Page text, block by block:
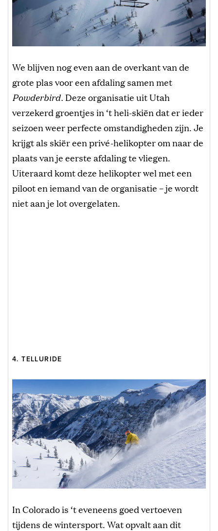
We blijven nog even aan de overkant van de
grote plas voor een afdaling samen met
Powderbird. Deze organisatie uit Utah
verzekerd groentjes in ‘t heli-skiën dat er ieder
seizoen weer perfecte omstandigheden zijn. Je
krijgt als skiër een privé-helikopter om naar de
plaats van je eerste afdaling te vliegen.
Uiteraard komt deze helikopter wel met een
piloot en iemand van de organisatie – je wordt
niet aan je lot overgelaten.
4. TELLURIDE
In Colorado is ‘t eveneens goed vertoeven
tijdens de wintersport. Wat opvalt aan dit